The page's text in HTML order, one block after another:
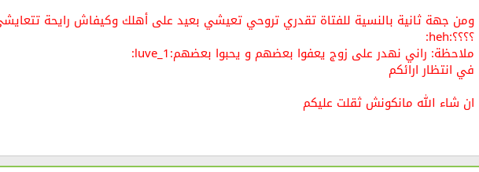
ومن جهة ثانية بالنسية للفتاة تقدري تروحي تعيشي بعيد على أهلك وكيفاش رايحة
؟؟؟؟:heh:
ملاحظة: راني نهدر على زوج يعفوا بعضهم و يحبوا بعضهم:luve_1:
في انتظار ارائكم
ان شاء الله مانكونش ثقلت عليكم